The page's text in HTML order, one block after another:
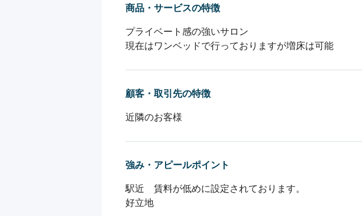
商品・サービスの特徴
プライベート感の強いサロン
現在はワンベッドで行っておりますが増床は可能
顧客・取引先の特徴
近隣のお客様
強み・アピールポイント
駅近　賃料が低めに設定されております。
好立地